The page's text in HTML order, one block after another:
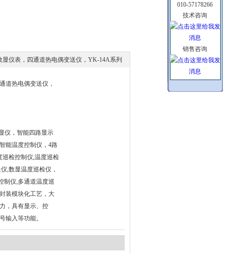
显仪表，四通道热电偶变送仪，YK-14A系列
道热电偶变送仪，
仪，智能四路显示
能温度控制仪，4路
巡检控制仪,温度巡检
,数显温度巡检仪，
制仪,多通道温度巡
装模块化工艺，大
，具有显示、控
输入等功能。
010-57178266
技术咨询
销售咨询